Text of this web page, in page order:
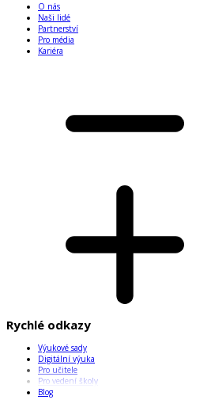
O nás
Naši lidé
Partnerství
Pro média
Kariéra
Rychlé odkazy
Výukové sady
Digitální výuka
Pro učitele
Pro vedení školy
Blog